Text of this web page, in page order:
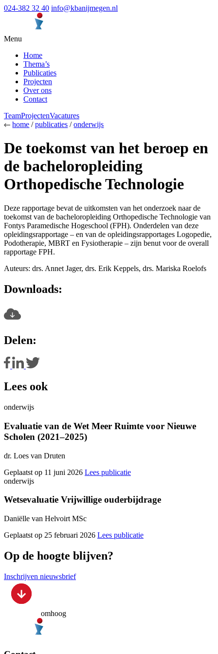
024-382 32 40 info@kbanijmegen.nl
Menu
Home
Thema’s
Publicaties
Projecten
Over ons
Contact
TeamProjectenVacatures
home /publicaties /onderwijs
De toekomst van het beroep en
de bacheloropleiding
Orthopedische Technologie
Deze rapportage bevat de uitkomsten van het onderzoek naar de
toekomst van de bacheloropleiding Orthopedische Technologie van
Fontys Paramedische Hogeschool (FPH). Onderdelen van deze
opleidingsrapportage – en van de opleidingsrapportages Logopedie,
Podotherapie, MBRT en Fysiotherapie – zijn benut voor de overall
rapportage FPH.
Auteurs: drs. Annet Jager, drs. Erik Keppels, drs. Mariska Roelofs
Downloads:
Delen:
Lees ook
onderwijs
Evaluatie van de Wet Meer Ruimte voor Nieuwe
Scholen (2021–2025)
dr. Loes van Druten
Geplaatst op 11 juni 2026 Lees publicatie
onderwijs
Wetsevaluatie Vrijwillige ouderbijdrage
Daniëlle van Helvoirt MSc
Geplaatst op 25 februari 2026 Lees publicatie
Op de hoogte blijven?
Inschrijven nieuwsbrief
omhoog